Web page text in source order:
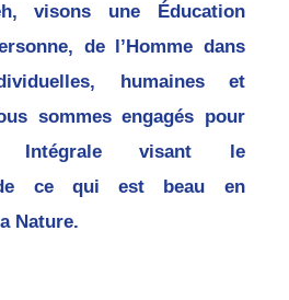
visons une Éducation
de l’Homme dans
humaines et
sommes engagés pour
Intégrale visant le
de ce qui est beau en
Nature.